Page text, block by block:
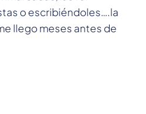
o escribiéndoles….la
llego meses antes de